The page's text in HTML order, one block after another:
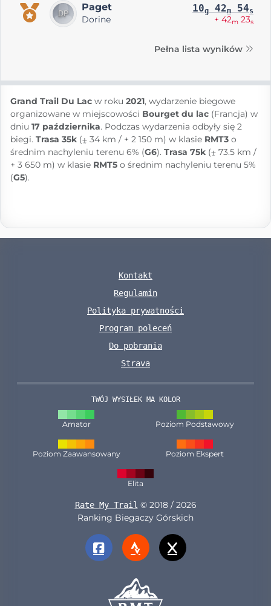
Paget
Dorine
10g 42m 54s
+ 42m 23s
Pełna lista wyników
Grand Trail Du Lac w roku 2021, wydarzenie biegowe
organizowane w miejscowości Bourget du lac (Francja) w
dniu 17 października. Podczas wydarzenia odbyły się 2
biegi. Trasa 35k (⨦ 34 km / + 2 150 m) w klasie RMT3 o
średnim nachyleniu terenu 6% (G6). Trasa 75k (⨦ 73.5 km /
+ 3 650 m) w klasie RMT5 o średnim nachyleniu terenu 5%
(G5).
Kontakt
Regulamin
Polityka prywatności
Program poleceń
Do pobrania
Strava
TWÓJ WYSIŁEK MA KOLOR
Amator Poziom Podstawowy
Poziom Zaawansowany Poziom Ekspert
Elita
Rate My Trail © 2018 / 2026
Ranking Biegaczy Górskich